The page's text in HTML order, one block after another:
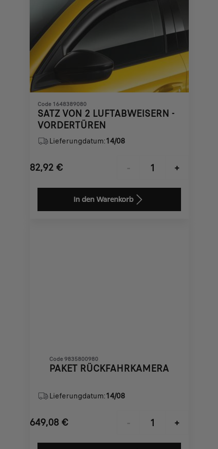
Code 1648389080
SATZ VON 2 LUFTABWEISERN -
VORDERTÜREN
Lieferungdatum:14/08
82,92 €
Price
82,92
-
+
Quantity
to:
In den Warenkorb
Code 9835800980
PAKET RÜCKFAHRKAMERA
Lieferungdatum:14/08
649,08 €
Price
-
+
Quantity